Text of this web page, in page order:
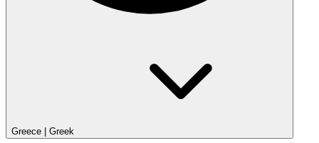
Greece | Greek